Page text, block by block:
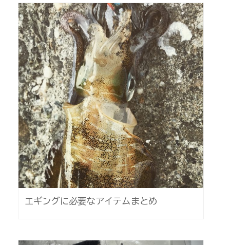
エギングに必要なアイテムまとめ